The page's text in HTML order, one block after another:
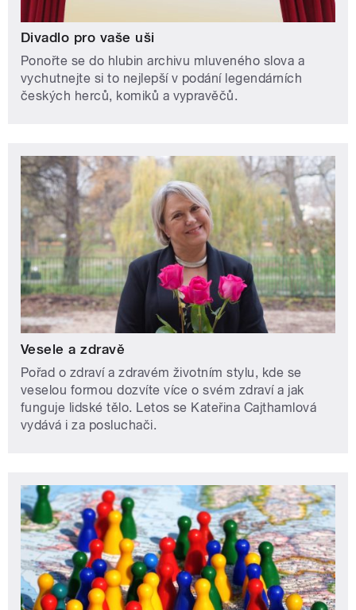
Divadlo pro vaše uši
Ponořte se do hlubin archivu mluveného slova a
vychutnejte si to nejlepší v podání legendárních
českých herců, komiků a vypravěčů.
Vesele a zdravě
Pořad o zdraví a zdravém životním stylu, kde se
veselou formou dozvíte více o svém zdraví a jak
funguje lidské tělo. Letos se Kateřina Cajthamlová
vydává i za posluchači.